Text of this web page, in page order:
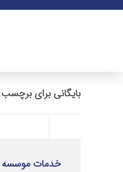
بایگانی برای
خدمات موسسه